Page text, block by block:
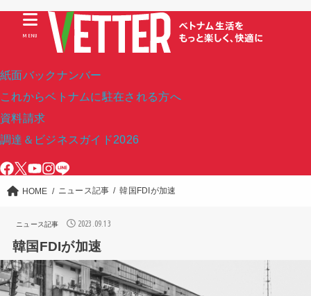
紙面バックナンバー
これからベトナムに駐在される方へ
資料請求
調達＆ビジネスガイド2026
MENU
HOME ニュース記事 韓国FDIが加速
ニュース記事 2023.09.13
韓国FDIが加速